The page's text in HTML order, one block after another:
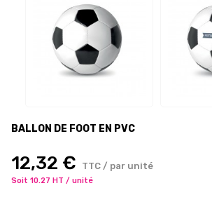
BALLON DE FOOT EN PVC
12,32 € TTC / par unité
Soit 10.27 HT / unité